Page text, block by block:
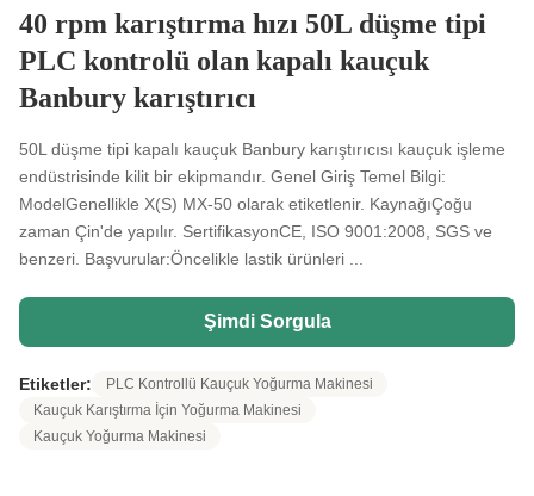
40 rpm karıştırma hızı 50L düşme tipi
PLC kontrolü olan kapalı kauçuk
Banbury karıştırıcı
50L düşme tipi kapalı kauçuk Banbury karıştırıcısı kauçuk işleme
endüstrisinde kilit bir ekipmandır. Genel Giriş Temel Bilgi:
ModelGenellikle X(S) MX-50 olarak etiketlenir. KaynağıÇoğu
zaman Çin'de yapılır. SertifikasyonCE, ISO 9001:2008, SGS ve
benzeri. Başvurular:Öncelikle lastik ürünleri ...
Şimdi Sorgula
Etiketler:
PLC Kontrollü Kauçuk Yoğurma Makinesi
Kauçuk Karıştırma İçin Yoğurma Makinesi
Kauçuk Yoğurma Makinesi